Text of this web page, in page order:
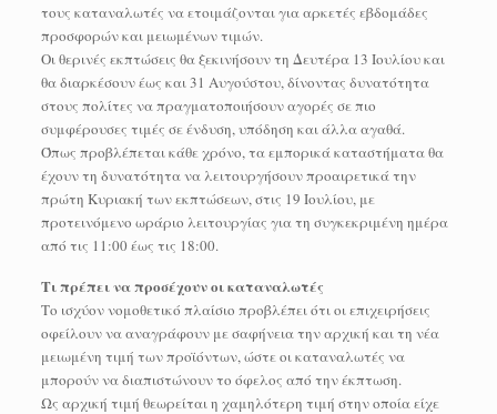
τους καταναλωτές να ετοιμάζονται για αρκετές εβδομάδες
προσφορών και μειωμένων τιμών.
Οι θερινές εκπτώσεις θα ξεκινήσουν τη Δευτέρα 13 Ιουλίου και
θα διαρκέσουν έως και 31 Αυγούστου, δίνοντας δυνατότητα
στους πολίτες να πραγματοποιήσουν αγορές σε πιο
συμφέρουσες τιμές σε ένδυση, υπόδηση και άλλα αγαθά.
Όπως προβλέπεται κάθε χρόνο, τα εμπορικά καταστήματα θα
έχουν τη δυνατότητα να λειτουργήσουν προαιρετικά την
πρώτη Κυριακή των εκπτώσεων, στις 19 Ιουλίου, με
προτεινόμενο ωράριο λειτουργίας για τη συγκεκριμένη ημέρα
από τις 11:00 έως τις 18:00.
Τι πρέπει να προσέχουν οι καταναλωτές
Το ισχύον νομοθετικό πλαίσιο προβλέπει ότι οι επιχειρήσεις
οφείλουν να αναγράφουν με σαφήνεια την αρχική και τη νέα
μειωμένη τιμή των προϊόντων, ώστε οι καταναλωτές να
μπορούν να διαπιστώνουν το όφελος από την έκπτωση.
Ως αρχική τιμή θεωρείται η χαμηλότερη τιμή στην οποία είχε